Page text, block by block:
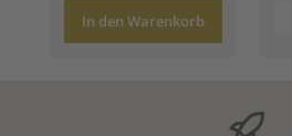
In den Warenkorb